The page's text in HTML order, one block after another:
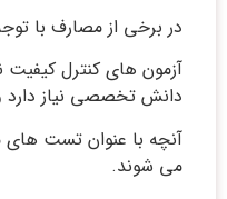
در برخی از مصارف با
آزمون های کنترل کیفیت
دانش تخصصی نیاز دارد
آنچه با عنوان تست
می شوند.